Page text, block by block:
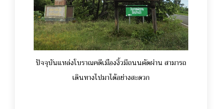
ปัจจุบันแหล่งโบราณคดีเมืองงิ้วมีถนนตัดผ่าน สามารถ
เดินทางไปมาได้อย่างสะดวก